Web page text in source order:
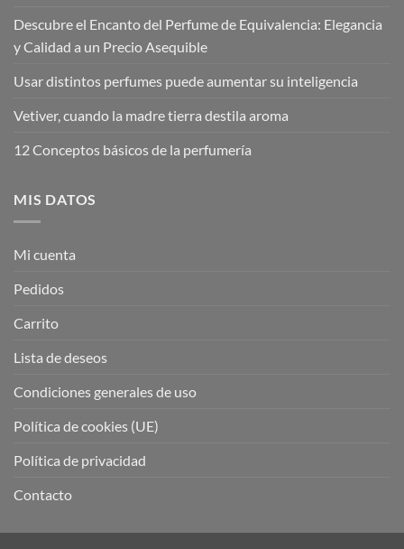
Descubre el Encanto del Perfume de Equivalencia: Elegancia
y Calidad a un Precio Asequible
Usar distintos perfumes puede aumentar su inteligencia
Vetiver, cuando la madre tierra destila aroma
12 Conceptos básicos de la perfumería
MIS DATOS
Mi cuenta
Pedidos
Carrito
Lista de deseos
Condiciones generales de uso
Política de cookies (UE)
Política de privacidad
Contacto